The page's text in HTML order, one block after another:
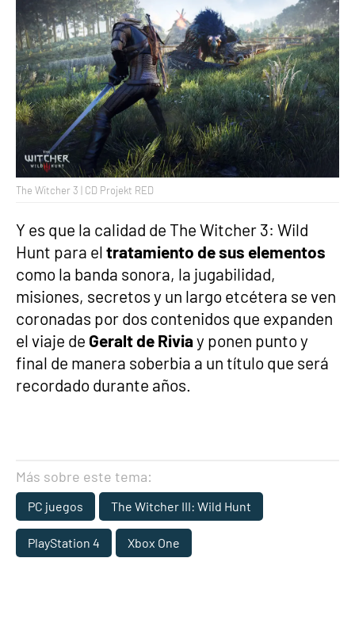
The Witcher 3 | CD Projekt RED
Y es que la calidad de The Witcher 3: Wild
Hunt para el tratamiento de sus elementos
como la banda sonora, la jugabilidad,
misiones, secretos y un largo etcétera se ven
coronadas por dos contenidos que expanden
el viaje de Geralt de Riviay ponen punto y
final de manera soberbia a un título que será
recordado durante años.
Más sobre este tema:
PC juegos The Witcher III: Wild Hunt
PlayStation 4 Xbox One